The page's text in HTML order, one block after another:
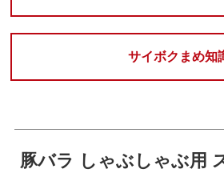
サイボクまめ知
豚バラ しゃぶしゃぶ用